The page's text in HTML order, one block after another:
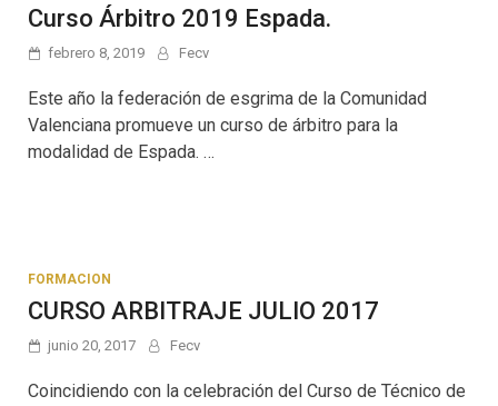
Curso Árbitro 2019 Espada.
febrero 8, 2019 Fecv
Este año la federación de esgrima de la Comunidad
Valenciana promueve un curso de árbitro para la
modalidad de Espada. …
FORMACION
CURSO ARBITRAJE JULIO 2017
junio 20, 2017 Fecv
Coincidiendo con la celebración del Curso de Técnico de